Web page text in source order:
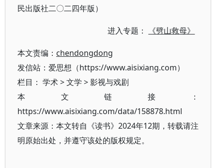
民出版社二〇二四年版）
进入专题： 《劈山救母》
本文责编： chendongdong
发信站：爱思想（https://www.aisixiang.com）
栏目： 学术>文学 >影视与戏剧
本文链接：
https://www.aisixiang.com/data/158878.html
文章来源：本文转自《读书》2024年12期，转载请注
明原始出处，并遵守该处的版权规定。